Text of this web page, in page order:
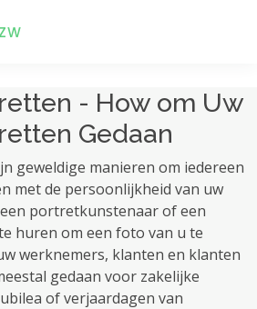
- How om Uw
Gedaan
geweldige manieren om iedereen
met de persoonlijkheid van uw
portretkunstenaar of een
huren om een ​​foto van u te
werknemers, klanten en klanten
gedaan voor zakelijke
of ​​verjaardagen van